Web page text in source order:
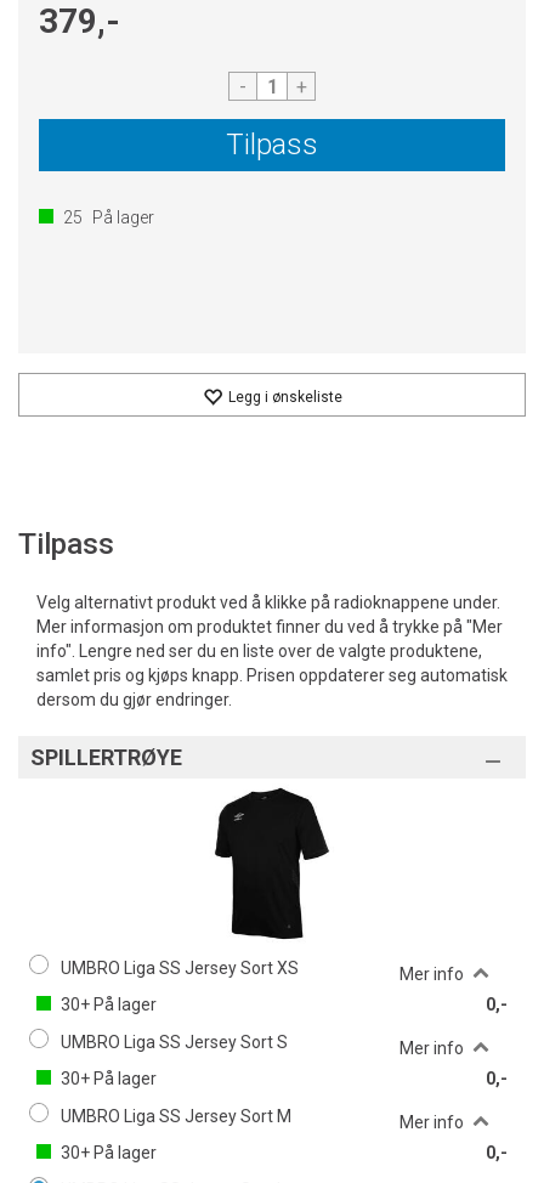
379,-
- +
Tilpass
25 På lager
Legg i ønskeliste
Tilpass
Velg alternativt produkt ved å klikke på radioknappene under.
Mer informasjon om produktet finner du ved å trykke på "Mer
info". Lengre ned ser du en liste over de valgte produktene,
samlet pris og kjøps knapp. Prisen oppdaterer seg automatisk
dersom du gjør endringer.
SPILLERTRØYE
UMBRO Liga SS Jersey Sort XS
Mer info
30+ På lager
0,-
UMBRO Liga SS Jersey Sort S
Mer info
30+ På lager
0,-
UMBRO Liga SS Jersey Sort M
Mer info
30+ På lager
0,-